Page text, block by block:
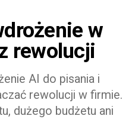
w
rewolucji
AI do pisania i
rewolucji w firmie.
dużego budżetu ani